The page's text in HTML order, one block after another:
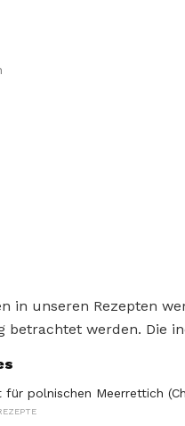
in unseren Rezepten
betrachtet werden. Die
für polnischen Meerrettich